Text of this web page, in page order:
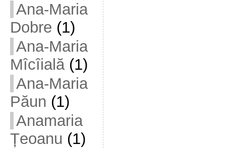
Ana-Maria
Dobre (1)
Ana-Maria
Mîcîială(1)
Ana-Maria
Păun (1)
Anamaria
Țeoanu (1)